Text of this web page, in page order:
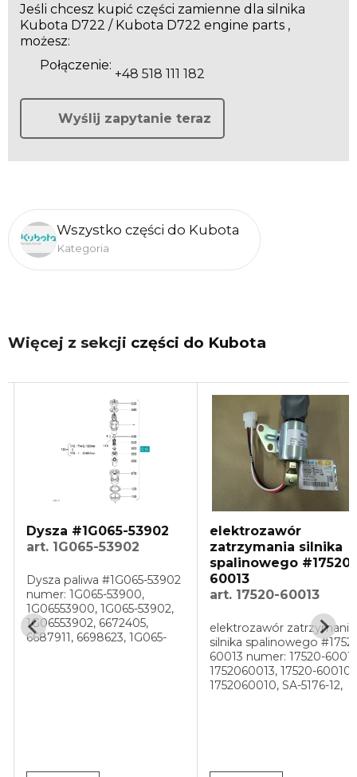
Jeśli chcesz kupić części zamienne dla silnika
Kubota D722 / Kubota D722 engine parts ,
możesz:
Połączenie:
+48 518 111 182
Wyślij zapytanie teraz
Wszystko części do Kubota
Kategoria
Więcej z sekcji części do Kubota
Dysza #1G065-53902
art. 1G065-53902
Dysza paliwa #1G065-53902
numer: 1G065-53900,
1G06553900, 1G065-53902,
1G06553902, 6672405,
6687911, 6698623, 1G065-
elektrozawór
zatrzymania silnika
spalinowego #17520-
60013
art. 17520-60013
elektrozawór zatrzymania
silnika spalinowego
60013 numer: 17520-
1752060013, 17520-60010,
1752060010, SA-5176-12,